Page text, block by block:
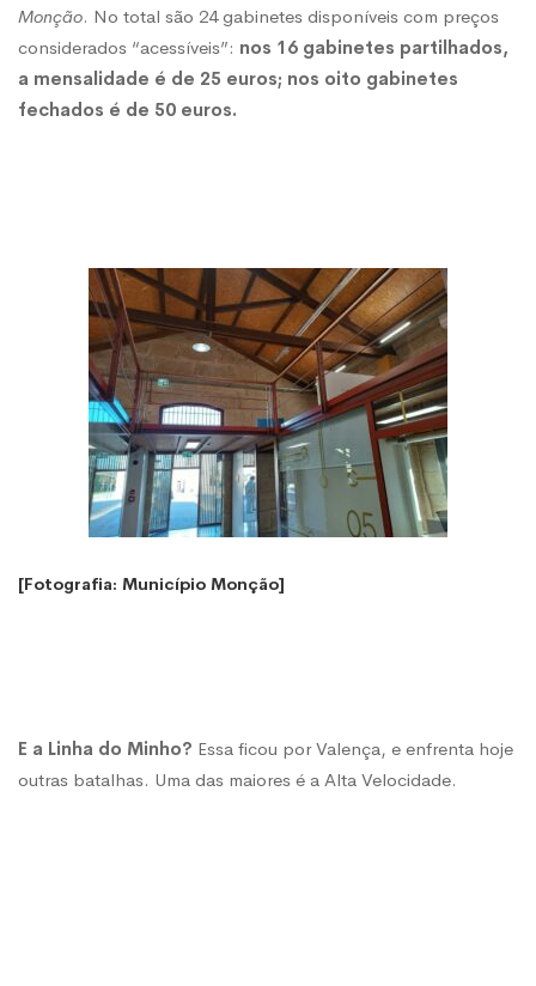
Monção. No total são 24 gabinetes disponíveis com preços
considerados “acessíveis”: nos 16 gabinetes partilhados,
a mensalidade é de 25 euros; nos oito gabinetes
fechados é de 50 euros.
[Fotografia: Município Monção]
E a Linha do Minho? Essa ficou por Valença, e enfrenta hoje
outras batalhas. Uma das maiores é a Alta Velocidade.